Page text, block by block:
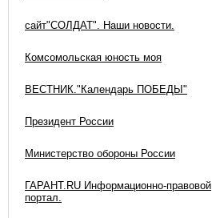
сайт"СОЛДАТ". Наши новости.
Комсомольская юность моя
ВЕСТНИК."Календарь ПОБЕДЫ"
Президент России
Министерство обороны России
ГАРАНТ.RU Информационно-правовой
портал.